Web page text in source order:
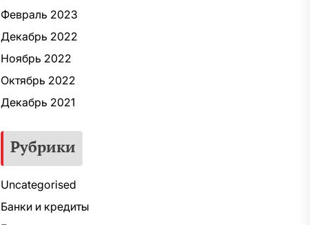
Февраль 2023
Декабрь 2022
Ноябрь 2022
Октябрь 2022
Декабрь 2021
Рубрики
Uncategorised
Банки и кредиты